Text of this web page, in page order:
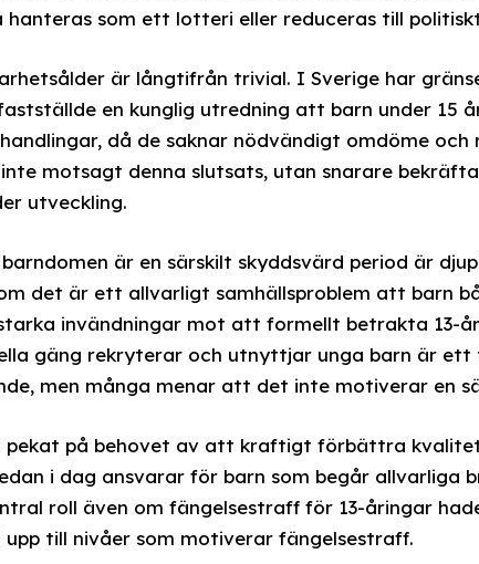
hanteras som ett lotteri eller reduceras till
är långtifrån trivial. I Sverige har
fastställde en kunglig utredning att barn under 15
då de saknar nödvändigt omdöme och
motsagt denna slutsats, utan snarare
utveckling.
är en särskilt skyddsvärd period är
det är ett allvarligt samhällsproblem att barn
invändningar mot att formellt betrakta 13-
gäng rekryterar och utnyttjar unga barn är ett
men många menar att det inte motiverar en
pekat på behovet av att kraftigt förbättra
i dag ansvarar för barn som begår allvarliga
roll även om fängelsestraff för 13-åringar
till nivåer som motiverar fängelsestraff.